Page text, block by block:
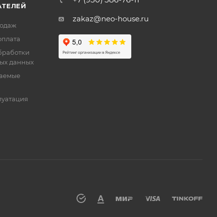
данных
zakaz@neo-house.ru